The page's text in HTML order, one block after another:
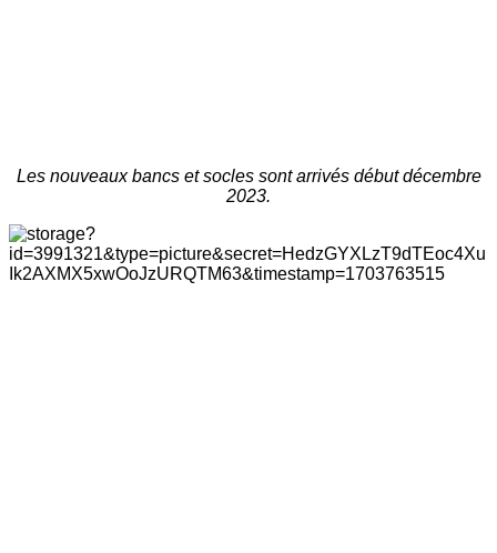
Les nouveaux bancs et socles sont arrivés début décembre
2023.